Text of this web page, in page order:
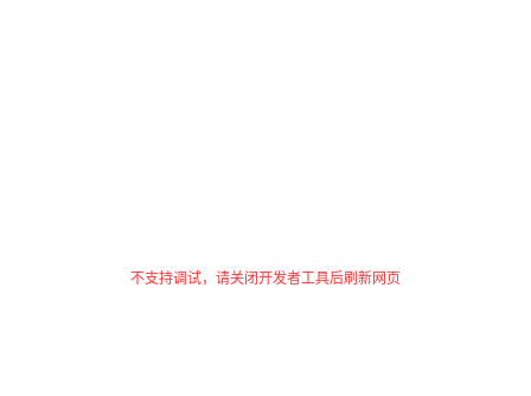
不支持调试，请关闭开发者工具后刷新网页